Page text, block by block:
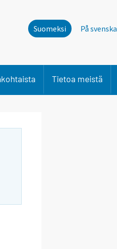
Suomeksi På svenska
Tietoa meistä